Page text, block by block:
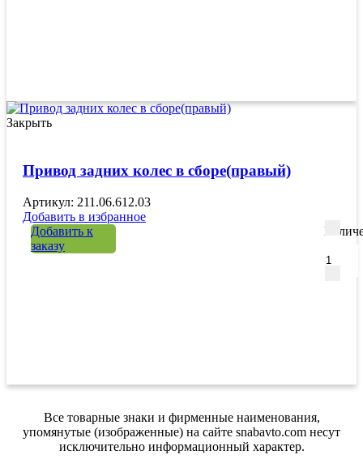
Закрыть
Привод задних колес в сборе(правый)
Артикул: 211.06.612.03
Добавить в избранное
Добавить к
заказу
Все товарные знаки и фирменные наименования,
упомянутые (изображенные) на сайте snabavto.com несут
исключительно информационный характер.